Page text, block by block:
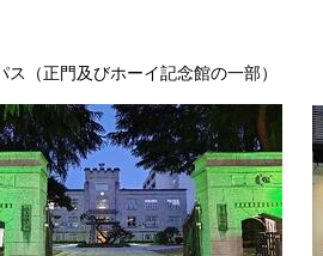
ス（正門及びホーイ記念館の一部）